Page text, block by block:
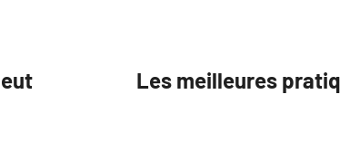
Les meilleures